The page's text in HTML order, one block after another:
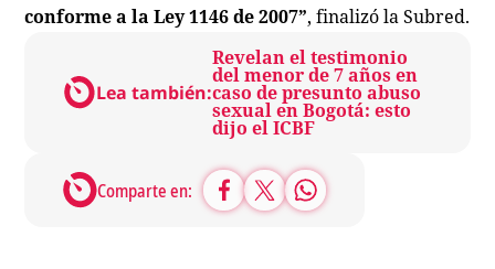
conforme a la Ley 1146 de 2007”, finalizó la Subred.
Lea también:
Revelan el testimonio
del menor de 7 años en
caso de presunto abuso
sexual en Bogotá: esto
dijo el ICBF
Comparte en: